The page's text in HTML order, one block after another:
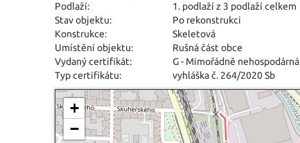
Podlaží:
1. podlaží z 3 podlaží celkem
Stav objektu:
Po rekonstrukci
Konstrukce:
Skeletová
Umístění objektu:
Rušná část obce
Vydaný certifikát:
G - Mimořádně nehospodárná
Typ certifikátu:
vyhláška č. 264/2020 Sb
+
−